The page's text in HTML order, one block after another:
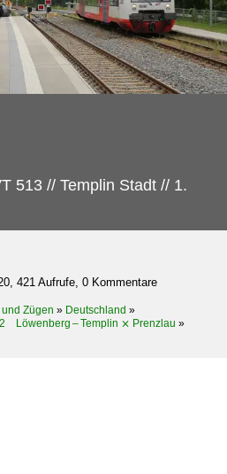
513 // Templin Stadt // 1.
421 Aufrufe, 0 Kommentare
Zügen » Deutschland »
Löwenberg – Templin ⨯ Prenzlau »